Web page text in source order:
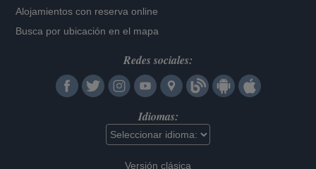
Alojamientos con reserva online
Busca por ubicación en el mapa
Redes sociales:
Idiomas:
Versión clásica